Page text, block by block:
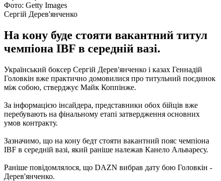
Фото: Getty Images
Сергій Дерев'янченко
На кону буде стояти вакантний титул
чемпіона IBF в середній вазі.
Український боксер Сергій Дерев'янченко і казах Геннадій
Головкін вже практично домовилися про титульний поєдинок
між собою, стверджує Майк Коппінже.
За інформацією інсайдера, представники обох бійців вже
перебувають на фінальному етапі затвердження основних
умов контракту.
Зазначимо, що на кону бедт стояти вакантний пояс чемпіона
IBF в середній вазі, який раніше належав Канело Альваресу.
Раніше повідомлялося, що DAZN вибрав дату бою Головкін -
Дерев'янченко.